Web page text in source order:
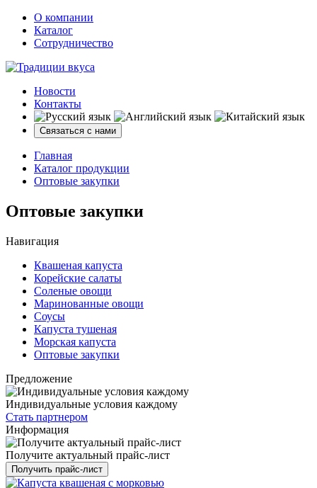
О компании
Каталог
Сотрудничество
Новости
Контакты
Связаться с нами
Главная
Каталог продукции
Оптовые закупки
Оптовые закупки
Навигация
Квашеная капуста
Корейские салаты
Соленые овощи
Маринованные овощи
Соусы
Капуста тушеная
Морская капуста
Оптовые закупки
Предложение
Индивидуальные условия каждому
Стать партнером
Информация
Получите актуальный прайс-лист
Получить прайс-лист